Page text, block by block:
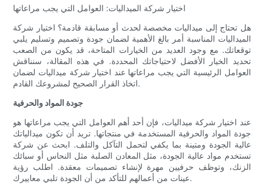
اختيار شركة الميداليات: العوامل التي يجب مراعاتها
هل تحتاج إلى ميداليات مخصصة لحدث أو مسابقة قادمة؟ اختيار شركة
الميداليات المناسبة أمر بالغ الأهمية لضمان جودة وتصميم وتسليم يلبي
توقعاتك. مع وجود العديد من الخيارات المتاحة، قد يكون من الصعب
تحديد الخيار الأفضل لاحتياجاتك المحددة. في هذه المقالة، سنناقش
العوامل الرئيسية التي يجب مراعاتها عند اختيار شركة ميداليات لضمان
اتخاذ القرار الصحيح لمشروعك القادم.
جودة المواد والحرفية
عند اختيار شركة ميداليات، فإن أحد أهم العوامل التي يجب مراعاتها هو
جودة المواد والحرفية المستخدمة في منتجاتها. تريد أن تكون ميدالياتك
عالية الجودة ومتينة بما يكفي لتحمل التآكل والتلف. ابحث عن شركة
تستخدم مواد عالية الجودة، مثل المعادن الصلبة مثل النحاس أو سبائك
الزنك، وتوظف حرفيين مهرة لإنشاء تصميمات معقدة. اطلب رؤية
عينات من أعمالهم للتأكد من أن الجودة تلبي معاييرك.